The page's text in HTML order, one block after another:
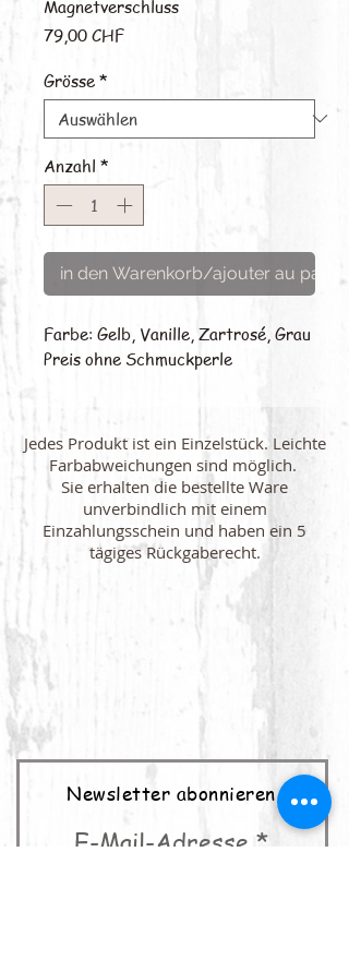
Magnetverschluss
79,00 CHFPreis
Grösse *
Anzahl *
in den Warenkorb/ajouter au panier
Farbe: Gelb, Vanille, Zartrosé, Grau
Preis ohne Schmuckperle
Jedes Produkt ist ein Einzelstück. Leichte
Farbabweichungen sind möglich.
Sie erhalten die bestellte Ware
unverbindlich mit einem
Einzahlungsschein und haben ein 5
tägiges Rückgaberecht.
Newsletter abonnieren
E-Mail-Adresse